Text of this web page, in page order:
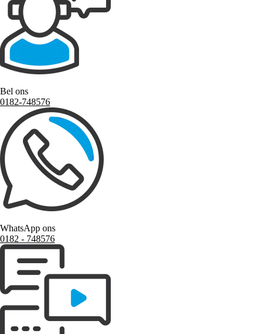
Bel ons
0182-748576
WhatsApp ons
0182 ‑ 748576